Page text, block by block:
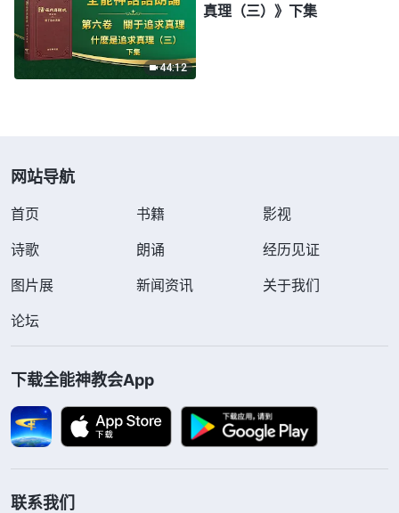
44:12
真理（三）》下集
网站导航
首页 书籍
影视
诗歌
朗诵
经历见证
图片展
新闻资讯
关于我们
论坛
下载全能神教会App
联系我们